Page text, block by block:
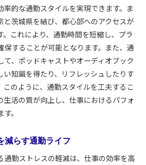
率的な通勤スタイルを実現できます。ま
と茨城県を結び、都心部へのアクセスが
。これにより、通勤時間を短縮し、プラ
保することが可能となります。また、通
て、ポッドキャストやオーディオブック
い知識を得たり、リフレッシュしたりす
このように、通勤スタイルを工夫するこ
生活の質が向上し、仕事におけるパフォ
。
減らす通勤ライフ
通勤ストレスの軽減は、仕事の効率を高